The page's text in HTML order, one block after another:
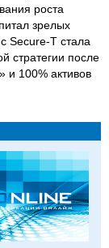
роста
зрелых
Secure-T стала
стратегии после
и 100% активов